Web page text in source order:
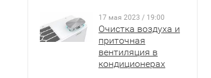
17 мая 2023 / 19:00
Очистка воздуха и
приточная
вентиляция в
кондиционерах